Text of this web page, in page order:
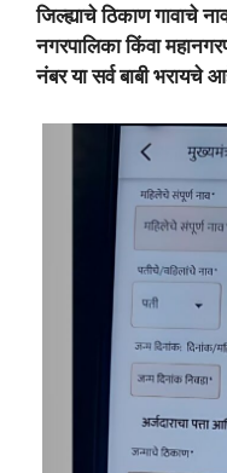
जिल्ह्याचे ठिकाण गावाचे
नगरपालिका किंवा
नंबर या सर्व बाबी भरायचे